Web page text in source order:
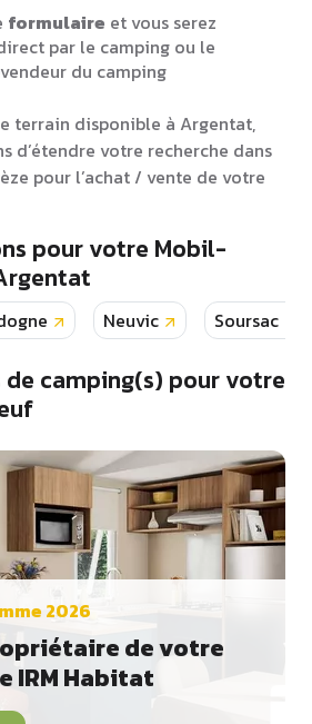
formulaire et vous serez
par le camping ou le
du camping
terrain disponible à Argentat,
d’étendre votre recherche dans
pour l’achat / vente de votre
pour votre Mobil-
Neuvic Soursac
camping(s) pour votre
2026
de votre
IRM Habitat